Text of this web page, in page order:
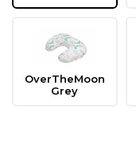
OverTheMoon
Grey